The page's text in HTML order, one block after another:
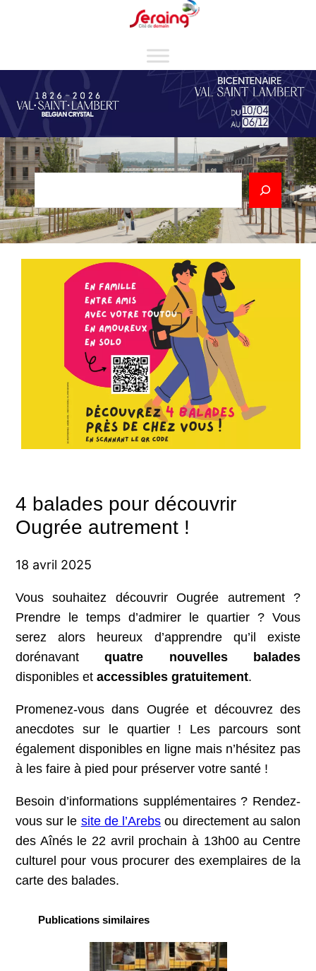
Rechercher
4 balades pour découvrir
Ougrée autrement !
18 avril 2025
Vous souhaitez découvrir Ougrée autrement ?
Prendre le temps d’admirer le quartier ? Vous
serez alors heureux d’apprendre qu’il existe
dorénavantquatre nouvelles balades
disponibles et accessibles gratuitement.
Promenez-vous dans Ougrée et découvrez des
anecdotes sur le quartier ! Les parcours sont
également disponibles en ligne mais n’hésitez pas
à les faire à pied pour préserver votre santé !
Besoin d’informations supplémentaires ? Rendez-
vous sur le site de l’Arebs ou directement au salon
des Aînés le 22 avril prochain à 13h00 au Centre
culturel pour vous procurer des exemplaires de la
carte des balades.
Publications similaires
Cookies management panel